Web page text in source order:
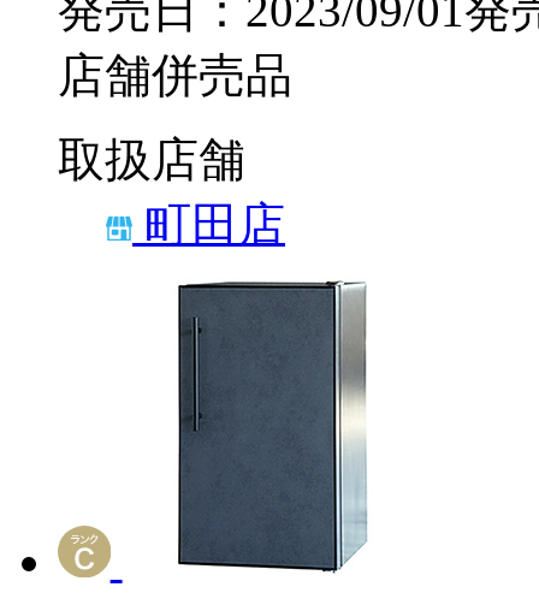
発売日：2023/09/01発
店舗併売品
取扱店舗
町田店